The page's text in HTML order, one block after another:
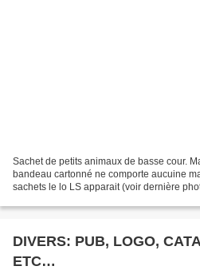
Sachet de petits animaux de basse cour.
bandeau cartonné ne comporte aucuine
sachets le lo LS apparait (voir dernière
DIVERS: PUB, LOGO,
ETC…